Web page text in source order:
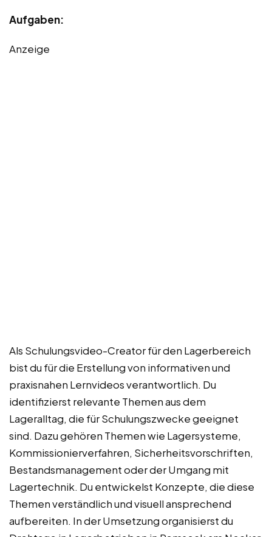
Aufgaben:
Anzeige
Als Schulungsvideo-Creator für den Lagerbereich
bist du für die Erstellung von informativen und
praxisnahen Lernvideos verantwortlich. Du
identifizierst relevante Themen aus dem
Lageralltag, die für Schulungszwecke geeignet
sind. Dazu gehören Themen wie Lagersysteme,
Kommissionierverfahren, Sicherheitsvorschriften,
Bestandsmanagement oder der Umgang mit
Lagertechnik. Du entwickelst Konzepte, die diese
Themen verständlich und visuell ansprechend
aufbereiten. In der Umsetzung organisierst du